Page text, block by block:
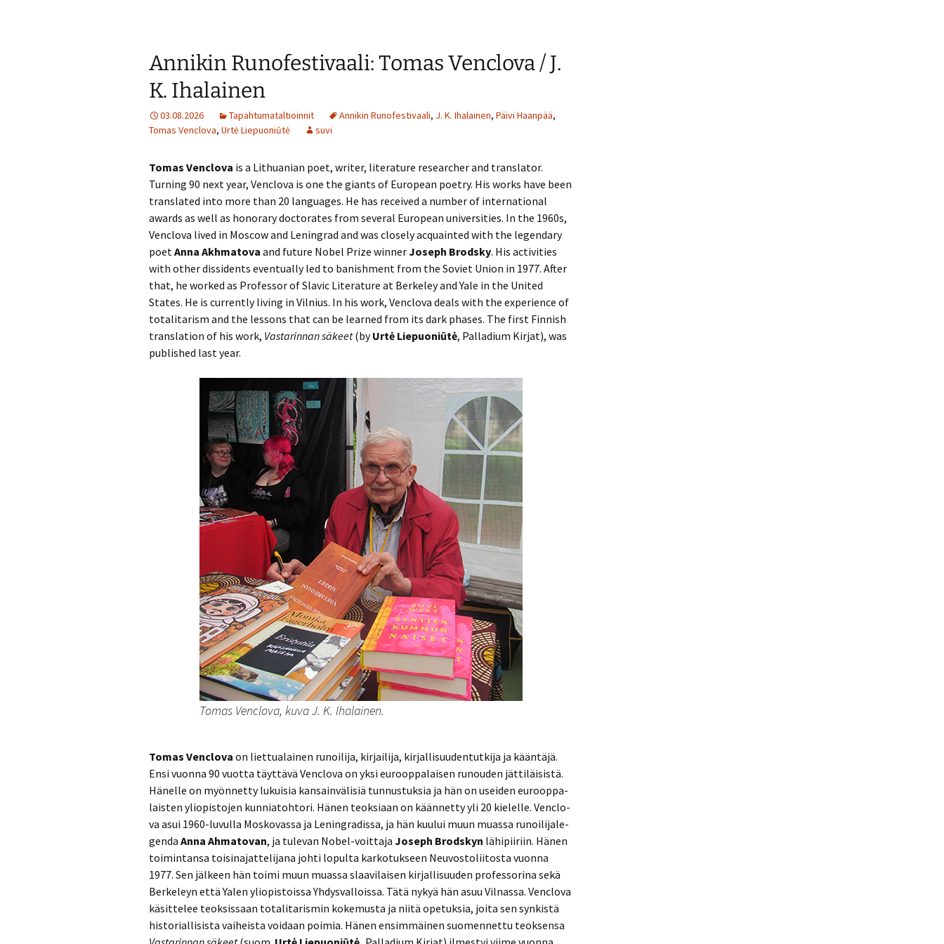
ja
pienemmäksi.
Annikin Runofestivaali: Tomas Venclova / J.
K. Ihalainen
03.08.2026 Tapahtumataltioinnit Annikin Runofestivaali, J. K. Ihalainen, Päivi Haanpää,
Tomas Venclova, Urtė Liepuoniūtė suvi
Tomas Venclova is a Lithuanian poet, writer, literature researcher and translator.
Turning 90 next year, Venclova is one the giants of European poetry. His works have been
translated into more than 20 languages. He has received a number of international
awards as well as honorary doctorates from several European universities. In the 1960s,
Venclova lived in Moscow and Leningrad and was closely acquainted with the legendary
poet Anna Akhmatova and future Nobel Prize winnerJoseph Brodsky. His activities
with other dissidents eventually led to banishment from the Soviet Union in 1977. After
that, he worked as Professor of Slavic Literature at Berkeley and Yale in the United
States. He is currently living in Vilnius. In his work, Venclova deals with the experience of
totalitarism and the lessons that can be learned from its dark phases. The first Finnish
translation of his work, Vastarinnan säkeet(byUrtė Liepuoniūtė, Palladium Kirjat), was
published last year.
Tomas Venclova, kuva J. K. Ihalainen.
Tomas Venclova on liet­tua­lai­nen ru­noi­li­ja, kir­jai­li­ja, kir­jal­li­suu­den­tut­ki­ja ja kään­tä­jä.
Ensi vuon­na 90 vuot­ta täyt­tä­vä Venclo­va on yksi eu­roop­pa­lai­sen ru­nou­den jät­ti­läi­sis­tä.
Hä­nel­le on myön­net­ty lu­kui­sia kan­sain­vä­li­siä tun­nus­tuk­sia ja hän on usei­den eu­roop­pa­
lais­ten yli­opis­to­jen kun­nia­toh­to­ri. Hänen teok­si­aan on kään­net­ty yli 20 kie­lel­le. Venclo­
va asui 1960-lu­vul­la Mos­ko­vas­sa ja Le­nin­gra­dis­sa, ja hän kuu­lui muun muas­sa ru­noi­li­ja­le­
gen­da Anna Ah­ma­to­van, ja tu­le­van No­bel-voit­ta­ja Jo­seph Brods­kyn lä­hi­pii­riin. Hänen
toi­min­tan­sa toi­si­na­jat­te­li­ja­na johti lo­pul­ta kar­ko­tuk­seen Neu­vos­to­lii­tos­ta vuon­na
1977. Sen jäl­keen hän toimi muun muas­sa slaa­vi­lai­sen kir­jal­li­suu­den pro­fes­so­ri­na sekä
Ber­ke­leyn että Yalen yli­opis­tois­sa Yh­dys­val­lois­sa. Tätä nykyä hän asuu Vil­nassa. Venclo­va
kä­sit­te­lee teok­sis­saan to­ta­li­ta­ris­min ko­ke­mus­ta ja niitä ope­tuk­sia, joita sen syn­kis­tä
his­to­rial­li­sis­ta vai­heis­ta voi­daan poi­mia. Hänen en­sim­mäi­nen suo­men­net­tu teok­sen­sa